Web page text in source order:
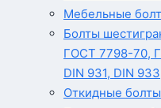
Мебельные
Болты
ГОСТ 7798-70,
DIN 931, DIN 933
Откидные